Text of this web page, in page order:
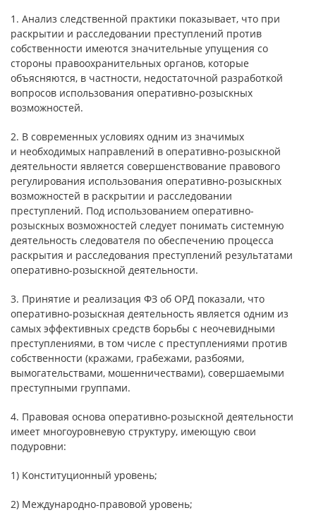
1. Анализ следственной практики показывает, что при
раскрытии и расследовании преступлений против
собственности имеются значительные упущения со
стороны правоохранительных органов, которые
объясняются, в частности, недостаточной разработкой
вопросов использования оперативно-розыскных
возможностей.
2. В современных условиях одним из значимых
и необходимых направлений в оперативно-розыскной
деятельности является совершенствование правового
регулирования использования оперативно-розыскных
возможностей в раскрытии и расследовании
преступлений. Под использованием оперативно-
розыскных возможностей следует понимать системную
деятельность следователя по обеспечению процесса
раскрытия и расследования преступлений результатами
оперативно-розыскной деятельности.
3. Принятие и реализация ФЗ об ОРД показали, что
оперативно-розыскная деятельность является одним из
самых эффективных средств борьбы с неочевидными
преступлениями, в том числе с преступлениями против
собственности (кражами, грабежами, разбоями,
вымогательствами, мошенничествами), совершаемыми
преступными группами.
4. Правовая основа оперативно-розыскной деятельности
имеет многоуровневую структуру, имеющую свои
подуровни:
1) Конституционный уровень;
2) Международно-правовой уровень;